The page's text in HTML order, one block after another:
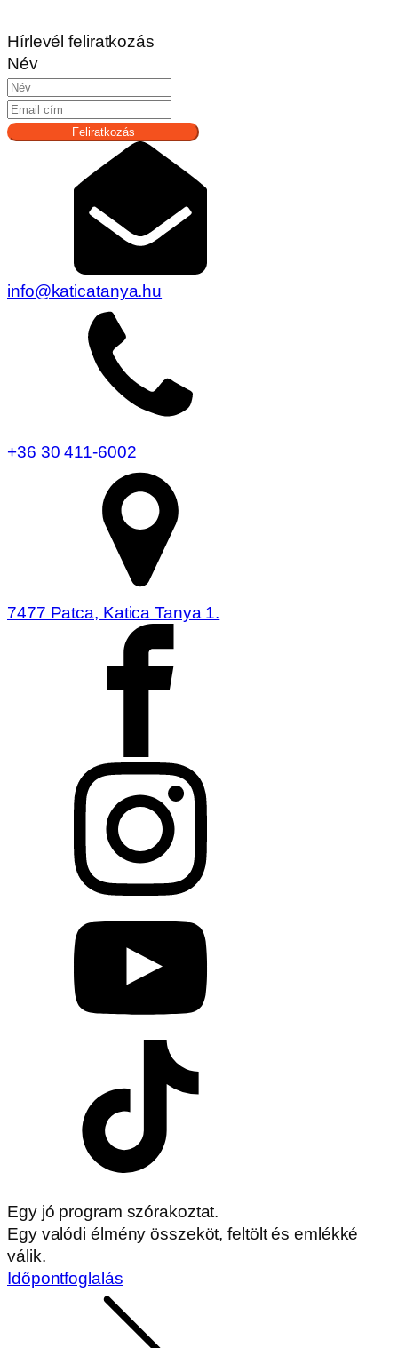
Hírlevél feliratkozás
Név
Feliratkozás
info@katicatanya.hu
+36 30 411-6002
7477 Patca, Katica Tanya 1.
Egy jó program szórakoztat.
Egy valódi élmény összeköt, feltölt és emlékké
válik.
Időpontfoglalás